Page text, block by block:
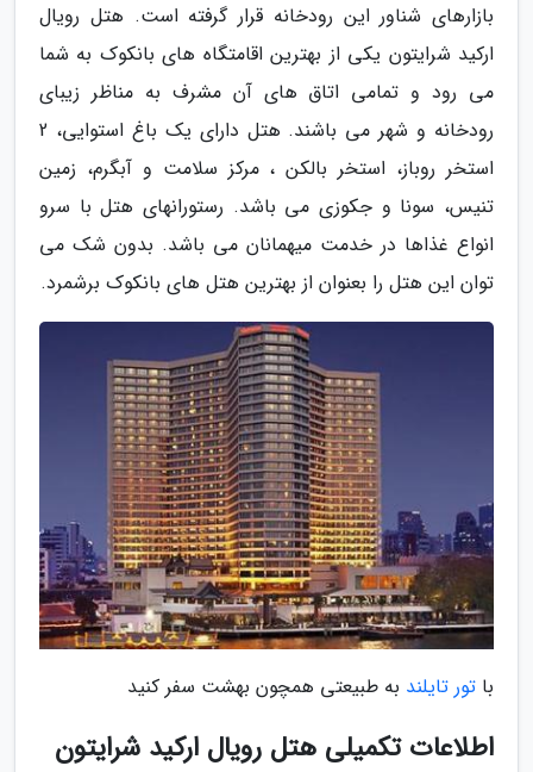
بازارهای شناور این رودخانه قرار گرفته است. هتل رویال
ارکید شرایتون یکی از بهترین اقامتگاه های بانکوک به شما
می رود و تمامی اتاق های آن مشرف به مناظر زیبای
رودخانه و شهر می باشند. هتل دارای یک باغ استوایی، 2
استخر روباز، استخر بالکن ، مرکز سلامت و آبگرم، زمین
تنیس، سونا و جکوزی می باشد. رستورانهای هتل با سرو
انواع غذاها در خدمت میهمانان می باشد. بدون شک می
توان این هتل را بعنوان از بهترین هتل های بانکوک برشمرد.
با تور تایلند به طبیعتی همچون بهشت سفر کنید
اطلاعات تکمیلی هتل رویال ارکید شرایتون